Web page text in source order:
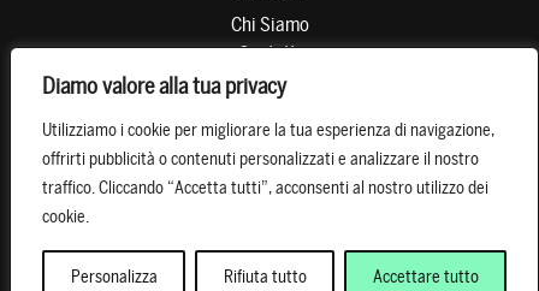
Diamo valore alla tua privacy
Utilizziamo i cookie per migliorare la tua esperienza di navigazione,
offrirti pubblicità o contenuti personalizzati e analizzare il nostro
traffico. Cliccando “Accetta tutti”, acconsenti al nostro utilizzo dei
cookie.
Personalizza Rifiuta tutto Accettare tutto
Chi Siamo
Contatti
Partner
Resta connesso